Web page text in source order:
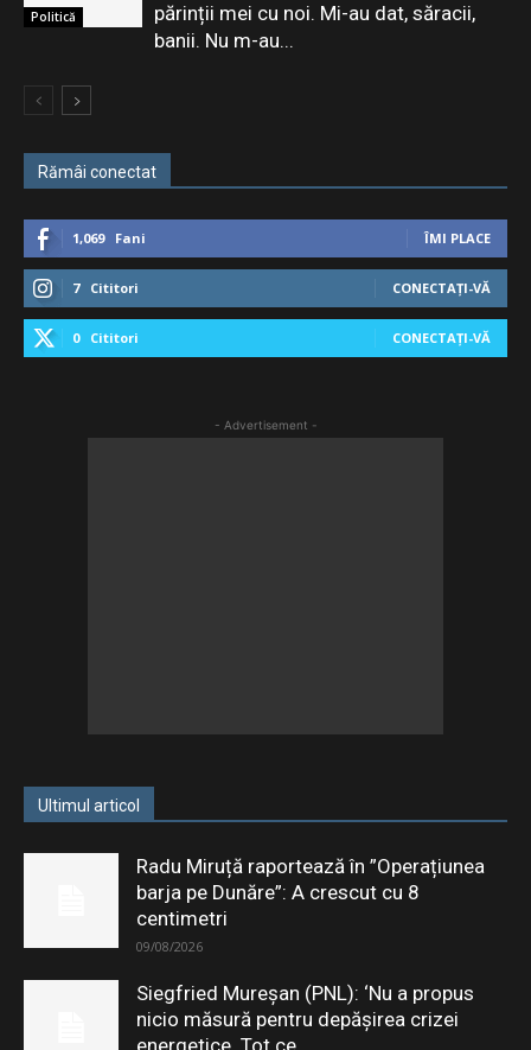
Politică
părinții mei cu noi. Mi-au dat, săracii,
banii. Nu m-au...
Rămâi conectat
1,069 Fani ÎMI PLACE
7 Cititori CONECTAȚI-VĂ
0 Cititori CONECTAȚI-VĂ
- Advertisement -
Ultimul articol
Radu Miruță raportează în ”Operațiunea
barja pe Dunăre”: A crescut cu 8
centimetri
09/08/2026
Siegfried Mureșan (PNL): ‘Nu a propus
nicio măsură pentru depăşirea crizei
energetice. Tot ce...